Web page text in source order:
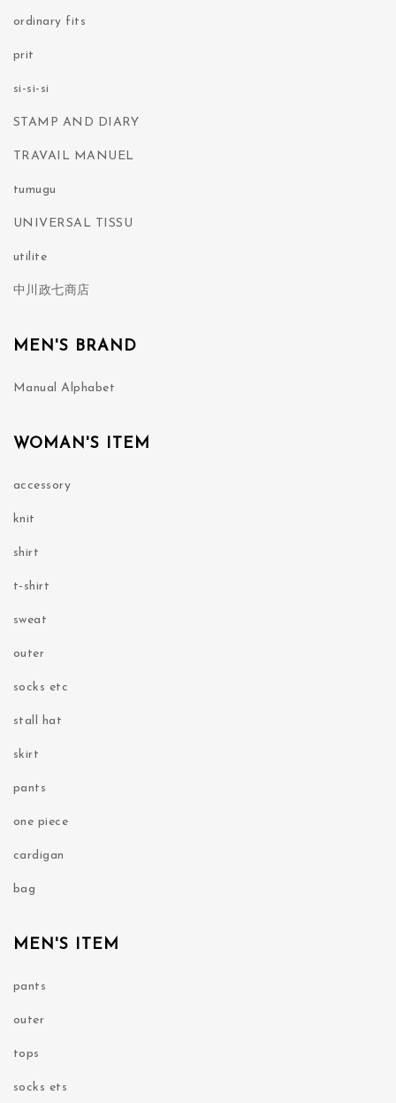
ordinary fits
prit
si-si-si
STAMP AND DIARY
TRAVAIL MANUEL
tumugu
UNIVERSAL TISSU
utilite
中川政七商店
MEN'S BRAND
Manual Alphabet
WOMAN'S ITEM
accessory
knit
shirt
t-shirt
sweat
outer
socks etc
stall hat
skirt
pants
one piece
cardigan
bag
MEN'S ITEM
pants
outer
tops
socks ets